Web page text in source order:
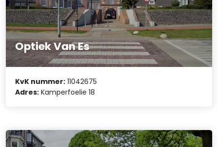
Optiek Van Es
KvK nummer: 11042675
Adres: Kamperfoelie 18